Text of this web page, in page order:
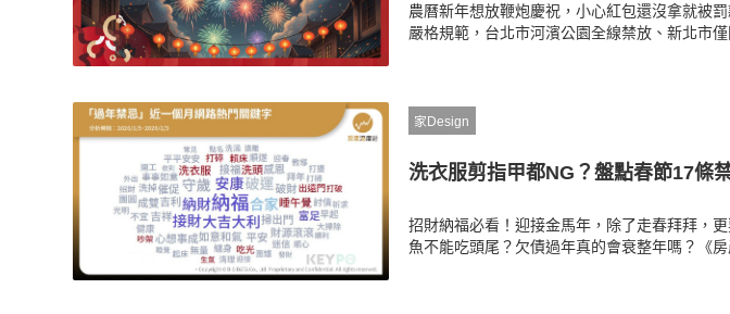
農曆新年想放鞭炮慶祝，小心紅包還沒拿就被
嚴格規範，台北市河濱公園全線禁放、新北市
家Design
洗衣服剪指甲都NG？盤點春節17
招財納福必看！迎接金馬年，除了走春拜拜，
魚不能吃頭尾？欠債過年真的會衰整年嗎？《